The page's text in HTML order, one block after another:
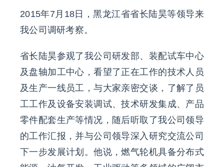
人力资源
联系我们
2015年7月18日，黑龙江省省长陆昊等领导来
我公司调研考察。
省长陆昊参观了我公司研发部、装配试车中心
及盘轴加工中心，看望了正在工作的技术人员
及生产一线员工，与大家亲密交谈，了解了员
工工作及设备安装调试、技术研发集成、产品
零件配套生产等情况，随后听取了我公司领导
的工作汇报，并与公司领导深入研究交流公司
下一步发展计划。他说，燃气轮机具备分布式